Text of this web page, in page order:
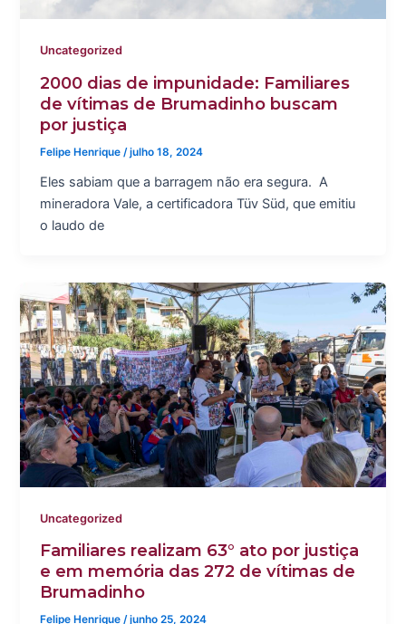
Uncategorized
2000 dias de impunidade: Familiares
de vítimas de Brumadinho buscam
por justiça
Felipe Henrique /julho 18, 2024
Eles sabiam que a barragem não era segura. A
mineradora Vale, a certificadora Tüv Süd, que emitiu
o laudo de
Uncategorized
Familiares realizam 63° ato por justiça
e em memória das 272 de vítimas de
Brumadinho
Felipe Henrique/junho 25, 2024